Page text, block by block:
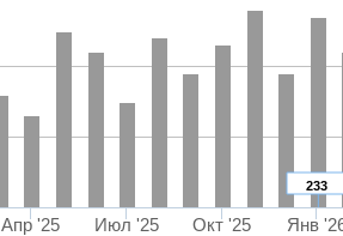
233
Апр '25 Июл '25 Окт '25 Янв